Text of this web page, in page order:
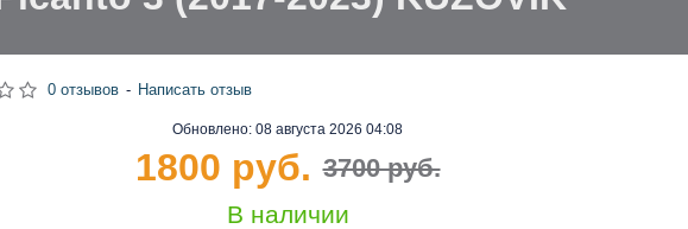
Обновлено: 08 августа 2026 04:08
В наличии
0 отзывов - Написать отзыв
3700 руб.
1800 руб.